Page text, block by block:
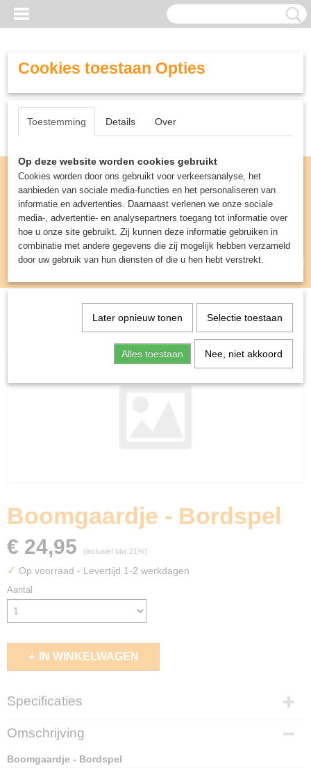
Inloggen Registreren
UW WINKELWAGEN
(0)
Spellen & Puzzels> Kind>
Boomgaardje -
Boomgaardje - Bordspel
€ 24,95 (inclusief btw 21%)
✓ Op voorraad - Levertijd 1-2 werkdagen
Aantal
IN WINKELWAGEN
Specificaties
EAN code
4010168054605
Omschrijving
Boomgaardje - Bordspel
Cookies toestaan Opties
Toestemming Details Over
Op deze website worden cookies gebruikt
Cookies worden door ons gebruikt voor verkeersanalyse, het
aanbieden van sociale media-functies en het personaliseren van
informatie en advertenties. Daarnaast verlenen we onze sociale
media-, advertentie- en analysepartners toegang tot informatie over
hoe u onze site gebruikt. Zij kunnen deze informatie gebruiken in
combinatie met andere gegevens die zij mogelijk hebben verzameld
door uw gebruik van hun diensten of die u hen hebt verstrekt.
Later opnieuw tonen Selectie toestaan
Alles toestaan Nee, niet akkoord